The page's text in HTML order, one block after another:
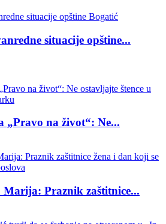
situacije opštine...
„Pravo na život“: Ne...
Marija: Praznik zaštitnice...